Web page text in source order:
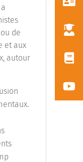
de
et aux
autour